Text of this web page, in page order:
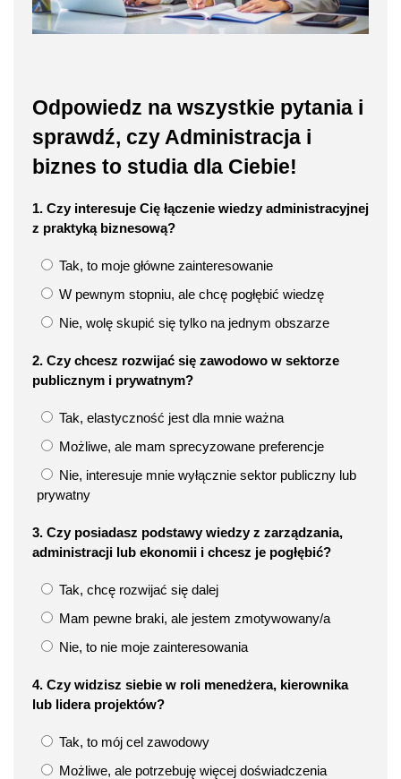
Odpowiedz na wszystkie pytania i
sprawdź, czy Administracja i
biznes to studia dla Ciebie!
1. Czy interesuje Cię łączenie wiedzy administracyjnej
z praktyką biznesową?
Tak, to moje główne zainteresowanie
W pewnym stopniu, ale chcę pogłębić wiedzę
Nie, wolę skupić się tylko na jednym obszarze
2. Czy chcesz rozwijać się zawodowo w sektorze
publicznym i prywatnym?
Tak, elastyczność jest dla mnie ważna
Możliwe, ale mam sprecyzowane preferencje
Nie, interesuje mnie wyłącznie sektor publiczny lub
prywatny
3. Czy posiadasz podstawy wiedzy z zarządzania,
administracji lub ekonomii i chcesz je pogłębić?
Tak, chcę rozwijać się dalej
Mam pewne braki, ale jestem zmotywowany/a
Nie, to nie moje zainteresowania
4. Czy widzisz siebie w roli menedżera, kierownika
lub lidera projektów?
Tak, to mój cel zawodowy
Możliwe, ale potrzebuję więcej doświadczenia